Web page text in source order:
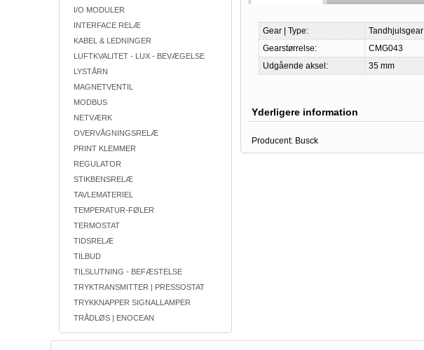
I/O MODULER
INTERFACE RELÆ
KABEL & LEDNINGER
LUFTKVALITET - LUX - BEVÆGELSE
LYSTÅRN
MAGNETVENTIL
MODBUS
NETVÆRK
OVERVÅGNINGSRELÆ
PRINT KLEMMER
REGULATOR
STIKBENSRELÆ
TAVLEMATERIEL
TEMPERATUR-FØLER
TERMOSTAT
TIDSRELÆ
TILBUD
TILSLUTNING - BEFÆSTELSE
TRYKTRANSMITTER | PRESSOSTAT
TRYKKNAPPER SIGNALLAMPER
TRÅDLØS | ENOCEAN
Gear | Type:
Tandhjulsgear
Gearstørrelse:
CMG043
Udgående aksel:
35 mm
Yderligere information
Producent: Busck